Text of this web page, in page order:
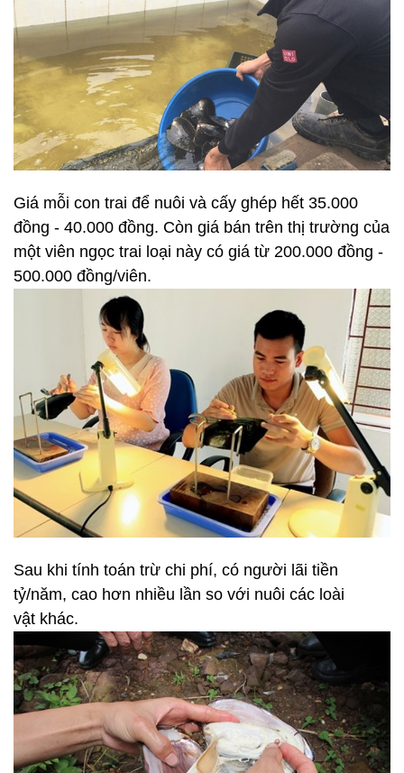
Giá mỗi con trai để nuôi và cấy ghép hết 35.000
đồng - 40.000 đồng. Còn giá bán trên thị trường của
một viên ngọc trai loại này có giá từ 200.000 đồng -
500.000 đồng/viên.
Sau khi tính toán trừ chi phí, có người lãi tiền
tỷ/năm, cao hơn nhiều lần so với nuôi các loài
vật khác.